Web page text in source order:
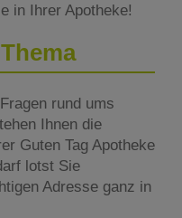
in Ihrer Apotheke!
rund ums
Ihnen die
Guten Tag Apotheke
lotst Sie
Adresse ganz in